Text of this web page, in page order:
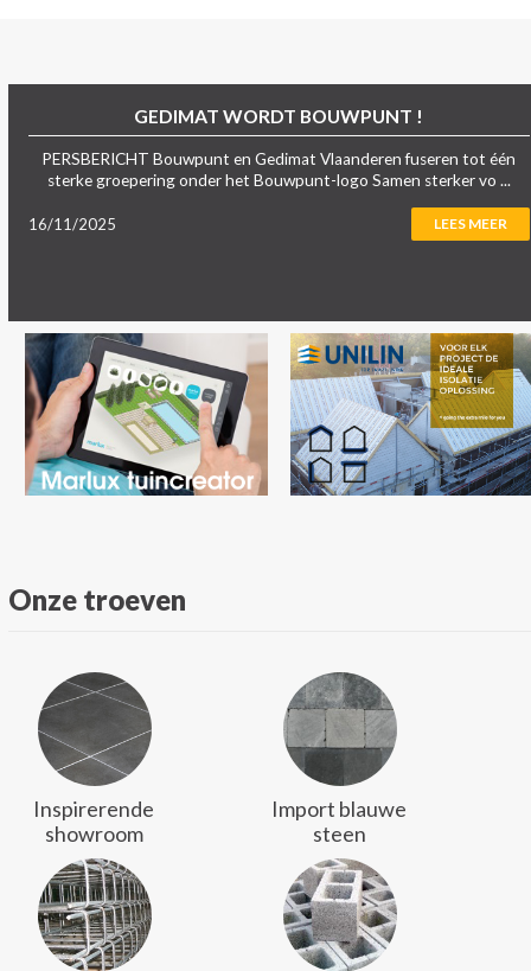
GEDIMAT WORDT BOUWPUNT !
PERSBERICHT Bouwpunt en Gedimat Vlaanderen fuseren tot één
sterke groepering onder het Bouwpunt-logo Samen sterker vo ...
16/11/2025 LEES MEER
Onze troeven
Inspirerende
showroom
Import blauwe
steen